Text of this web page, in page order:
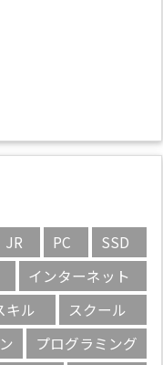
JR PC
SSD
インターネット
キル
スクール
プログラミング